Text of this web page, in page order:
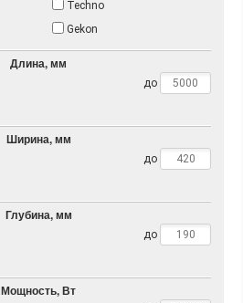
Techno
Gekon
Длина, мм
до
Ширина, мм
до
Глубина, мм
до
Мощность, Вт